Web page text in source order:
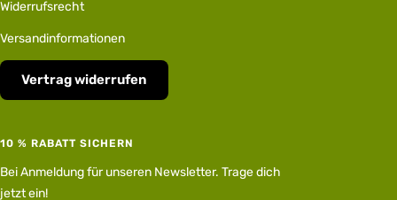
Widerrufsrecht
Versandinformationen
Vertrag widerrufen
10 % RABATT SICHERN
Bei Anmeldung für unseren Newsletter. Trage dich
jetzt ein!